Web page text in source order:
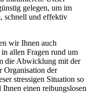
gelegen, um im
schnell und effektiv
wir Ihnen auch
allen Fragen rund um
die Abwicklung mit der
Organisation der
stressigen Situation so
einen reibungslosen